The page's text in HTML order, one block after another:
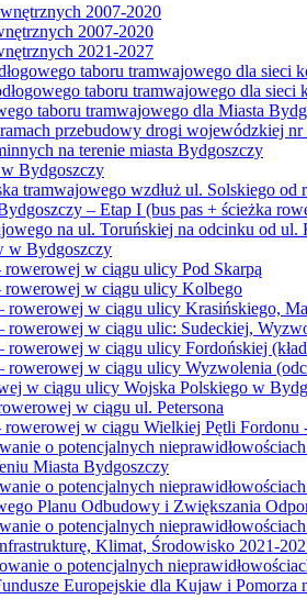
2007-2020
2007-2020
2021-2027
taboru tramwajowego dla
taboru tramwajowego dla
taboru tramwajowego dla Miasta
przebudowy drogi wojewódzkiej nr
na terenie miasta Bydgoszczy
Bydgoszczy
tramwajowego wzdłuż ul. Solskiego
– Etap I (bus pas + ścieżka
na ul. Toruńskiej na odcinku od
w Bydgoszczy
w ciągu ulicy Pod Skarpą
rowerowej w ciągu ulicy Kolbego
rowerowej w ciągu ulicy Krasińskiego,
w ciągu ulic: Sudeckiej,
rowerowej w ciągu ulicy Fordońskiej
rowerowej w ciągu ulicy Wyzwolenia
w ciągu ulicy Wojska Polskiego w
w ciągu ul. Petersona
w ciągu Wielkiej Pętli Fordonu
o potencjalnych
Miasta Bydgoszczy
o potencjalnych
Planu Odbudowy i Zwiększania
o potencjalnych
Klimat, Środowisko 2021-
o potencjalnych
Europejskie dla Kujaw i Pomorza